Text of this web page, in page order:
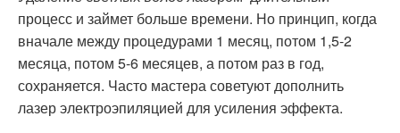
процесс и займет больше времени. Но принцип, когда
вначале между процедурами 1 месяц, потом 1,5-2
месяца, потом 5-6 месяцев, а потом раз в год,
сохраняется. Часто мастера советуют дополнить
лазер электроэпиляцией для усиления эффекта.